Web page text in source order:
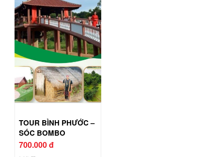
TOUR BÌNH PHƯỚC –
SÓC BOMBO
700.000 đ